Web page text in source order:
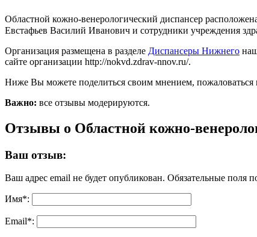
Областной кожно-венерологический диспансер
Евстафьев Василий Иванович и сотрудники учреждения
Организация размещена в разделе Диспансеры Нижнего
сайте организации http://nokvd.zdrav-nnov.ru/.
Ниже Вы можете поделиться своим мнением, пожаловаться
Важно: все отзывы модерируются.
Отзывы о Областной кожно-
Ваш отзыв:
Ваш адрес email не будет опубликован. Обязательные поля
Имя*:
Email*: